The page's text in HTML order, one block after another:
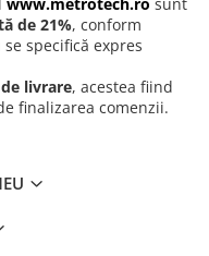
de 21%, conform
specifică expres
livrare, acestea fiind
finalizarea comenzii.